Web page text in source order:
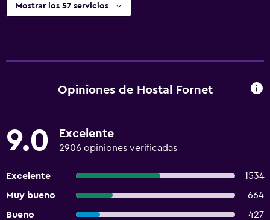
Mostrar los 57 servicios
Opiniones de Hostal Fornet
9.0 Excelente
2906 opiniones verificadas
Excelente
1534
Muy bueno
664
Bueno
427